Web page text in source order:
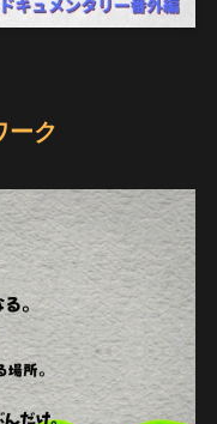
ーク